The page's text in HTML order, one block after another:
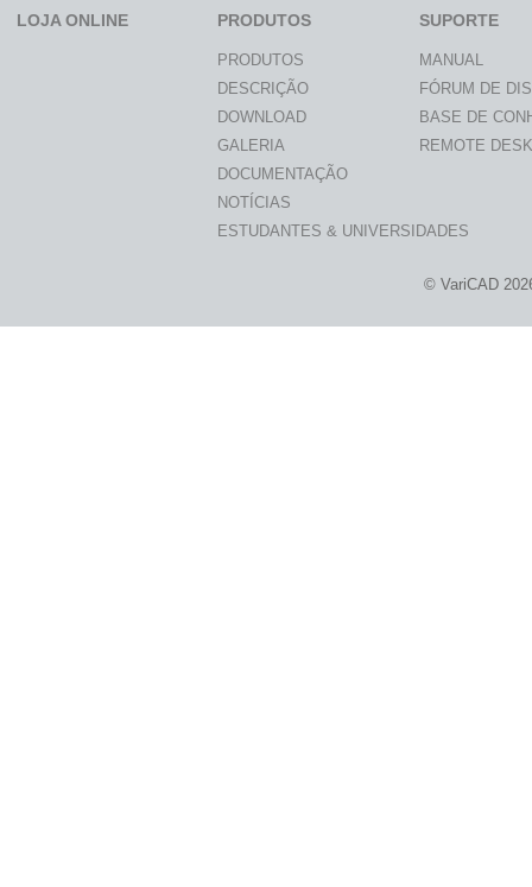
LOJA ONLINE PRODUTOS
PRODUTOS
DESCRIÇÃO
DOWNLOAD
GALERIA
DOCUMENTAÇÃO
NOTÍCIAS
ESTUDANTES & UNIVERSIDADES
SUPORTE
MANUAL
FÓRUM DE
BASE DE
REMOTE
© VariCAD